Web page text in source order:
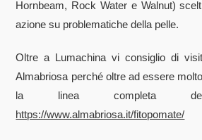
Hornbeam, Rock Water e Walnut)
azione su problematiche della pelle.
Oltre a Lumachina vi consiglio di
Almabriosa perché oltre ad essere
la linea completa
https://www.almabriosa.it/fitopomate/